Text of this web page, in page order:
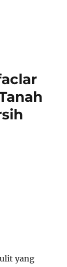
yang